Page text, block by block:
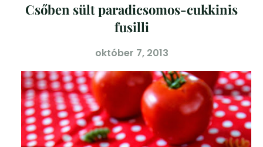
Csőben sült paradicsomos-cukkinis
fusilli
október 7, 2013